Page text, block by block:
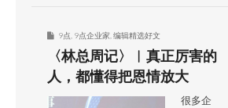
9点 9点企业家 编辑精选好文
〈林总周记〉︱真正厉害的
人，都懂得把恩情放大
很多企